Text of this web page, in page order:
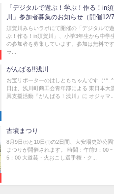
「デジタルで遊ぶ！学ぶ！作る！in
川」参加者募集のお知らせ（開催12/
締切12/4）
須賀川みらいラボにて開催の「デジタルで
ぶ！作る！in須賀川」、小学3年生から中学
の参加者を募集しています。参加は無料で
ラ...
がんばる!!浅川
お宝リポーターのはしともちゃんです（
日は、浅川町商工会青年部による 東日本大
興支援活動『がんばる！浅川』に オジャマ
古墳まつり
8月9日㈯と10日㈰の2日間、大安場史跡公
まつりが開催されます。 時間：午前9：00
5：00 大道芸・火おこし選手権・ク...